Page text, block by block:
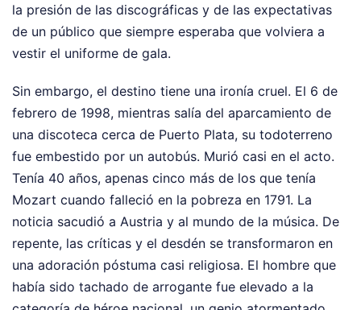
la presión de las discográficas y de las expectativas
de un público que siempre esperaba que volviera a
vestir el uniforme de gala.
Sin embargo, el destino tiene una ironía cruel. El 6 de
febrero de 1998, mientras salía del aparcamiento de
una discoteca cerca de Puerto Plata, su todoterreno
fue embestido por un autobús. Murió casi en el acto.
Tenía 40 años, apenas cinco más de los que tenía
Mozart cuando falleció en la pobreza en 1791. La
noticia sacudió a Austria y al mundo de la música. De
repente, las críticas y el desdén se transformaron en
una adoración póstuma casi religiosa. El hombre que
había sido tachado de arrogante fue elevado a la